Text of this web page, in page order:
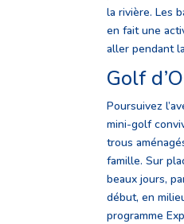
la rivière. Les
en fait une
aller pendant
Golf
Poursuivez
mini-golf
trous
famille. Sur
beaux jours,
début, en
programme